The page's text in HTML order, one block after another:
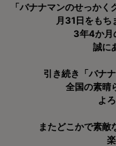
「バナナマンのせっか
月31日をもち
3年4か月
誠に
引き続き「バナ
全国の素晴
よ
またどこかで素敵